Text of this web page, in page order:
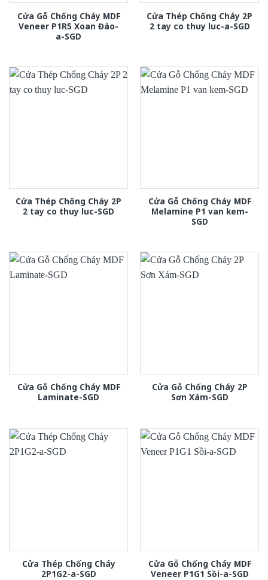
Cửa Gỗ Chống Cháy MDF
Veneer P1R5 Xoan Đào-
a-SGD
Cửa Thép Chống Cháy 2P
2 tay co thuy luc-a-SGD
Cửa Thép Chống Cháy 2P
2 tay co thuy luc-SGD
Cửa Gỗ Chống Cháy MDF
Melamine P1 van kem-
SGD
Cửa Gỗ Chống Cháy MDF
Laminate-SGD
Cửa Gỗ Chống Cháy 2P
Sơn Xám-SGD
Cửa Thép Chống Cháy
2P1G2-a-SGD
Cửa Gỗ Chống Cháy MDF
Veneer P1G1 Sồi-a-SGD